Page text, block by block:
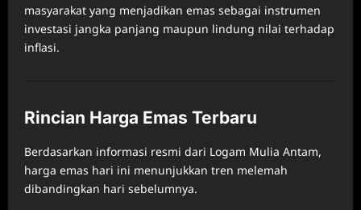
masyarakat yang menjadikan emas sebagai instrumen
investasi jangka panjang maupun lindung nilai terhadap
inflasi.
Rincian Harga Emas Terbaru
Berdasarkan informasi resmi dari Logam Mulia Antam,
harga emas hari ini menunjukkan tren melemah
dibandingkan hari sebelumnya.